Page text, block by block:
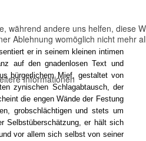
er in seinem kleinen intimen
auf den gnadenlosen Text und
bürgerlichem Mief, gestaltet von
zynischen Schlagabtausch, der
die engen Wände der Festung
grobschlächtigen und stets um
Selbstüberschätzung, er hält sich
vor allem sich selbst von seiner
andere uns helfen, diese
Ablehnung womöglich nicht mehr
Informationen